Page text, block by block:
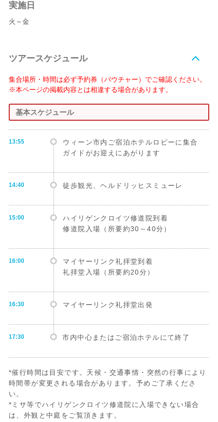
実施日
火～金
ツアースケジュール
集合場所・時間は必ず予約券（バウチャー）でご確認ください。
※本ページの掲載内容とは相違する場合があります。
基本スケジュール
13:55
ウィーン市内ご宿泊ホテルロビーに集合
ガイドがお迎えにあがります
14:40 徒歩観光、ヘルドリッヒスミューレ
15:00
ハイリゲンクロイツ修道院到着
修道院入場（所要約30～40分）
16:00
マイヤーリンク礼拝堂到着
礼拝堂入場（所要約20分）
16:30 マイヤーリンク礼拝堂出発
17:30 市内中心またはご宿泊ホテルにて終了
*催行時間は目安です。天候・交通事情・突然の行事により
時間帯が変更される場合があります。予めご了承くださ
い。
*ミサ等でハイリゲンクロイツ修道院に入場できない場合
は、外観と中庭をご覧頂きます。